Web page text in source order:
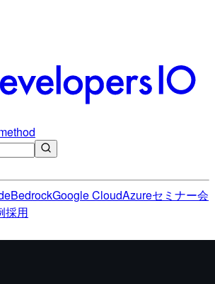
BedrockGoogle CloudAzureセミナー会
採用